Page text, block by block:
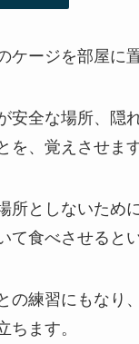
ケージを部屋に
安全な場所、隠
を、覚えさせます
所としないため
て食べさせると
の練習にもなり
ちます。